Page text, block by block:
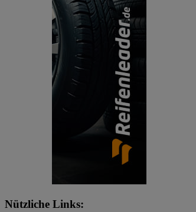
Nützliche Links: